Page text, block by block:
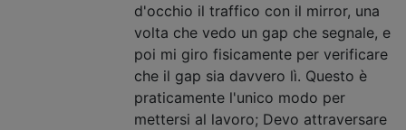
d'occhio il traffico con il mirror, una
volta che vedo un gap che segnale, e
poi mi giro fisicamente per verificare
che il gap sia davvero lì. Questo è
praticamente l'unico modo per
mettersi al lavoro; Devo attraversare